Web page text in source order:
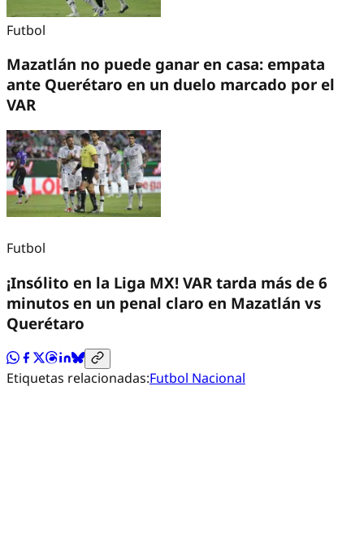
Futbol
Mazatlán no puede ganar en casa: empata
ante Querétaro en un duelo marcado por el
VAR
Futbol
¡Insólito en la Liga MX! VAR tarda más de 6
minutos en un penal claro en Mazatlán vs
Querétaro
Etiquetas relacionadas:Futbol Nacional